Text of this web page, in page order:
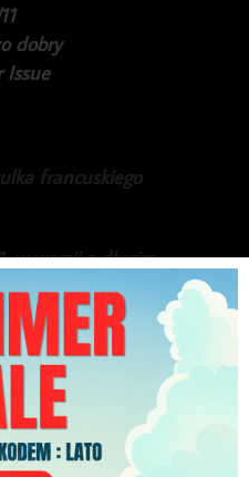
dobry
Issue
francuskiego
w wersji z długim
Formotion.